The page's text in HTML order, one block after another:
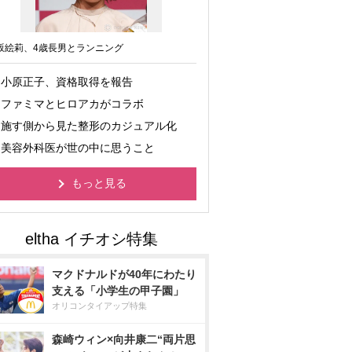
絵莉、4歳長男とランニング
小原正子、資格取得を報告
ファミマとヒロアカがコラボ
施す側から見た整形のカジュアル化
美容外科医が世の中に思うこと
もっと見る
マクドナルドが40年にわたり
支える「小学生の甲子園」
オリコンタイアップ特集
森崎ウィン×向井康二“両片思